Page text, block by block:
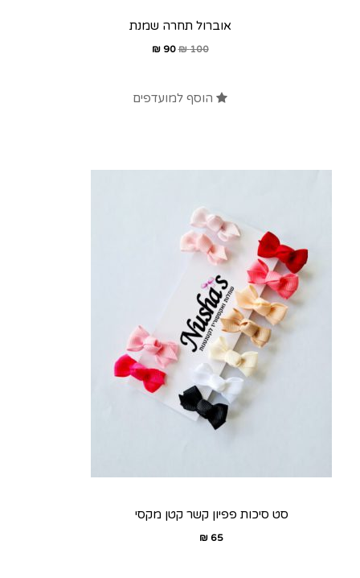
אוברול תחרה שמנת
100
₪
90
₪
הוסף למועדפים
סט סיכות פפיון קשר קטן מקסי
65
₪